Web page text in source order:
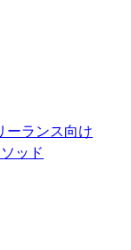
ーランス向け
ッド